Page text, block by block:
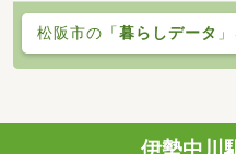
松阪市の「暮らしデータ